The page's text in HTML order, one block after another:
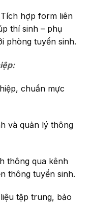
Tích hợp form liên
thí sinh – phụ
phòng tuyển sinh.
chuẩn mực
và quản lý thông
thông qua kênh
thông tuyển sinh.
tập trung, bảo